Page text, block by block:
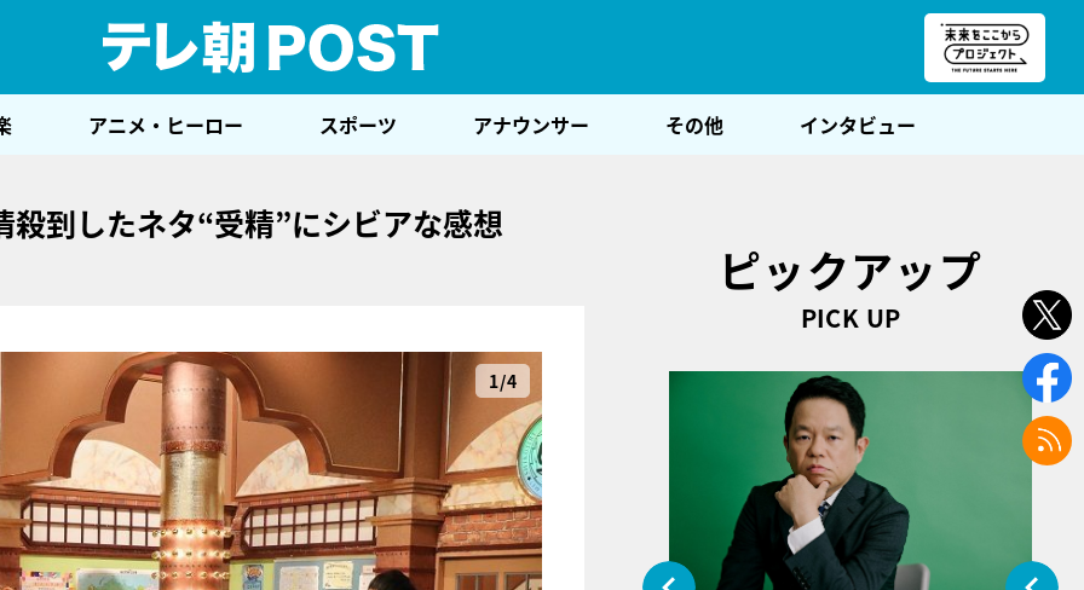
アニメ・ヒーロー スポーツ アナウンサー その他 インタビュー
到したネタ“受精”にシビアな感想
1/4
ピックアップ
PICK UP